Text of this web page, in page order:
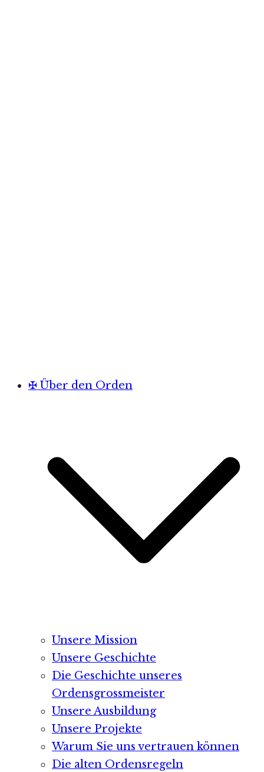
✠ Über den Orden
Unsere Mission
Unsere Geschichte
Die Geschichte unseres
Ordensgrossmeister
Unsere Ausbildung
Unsere Projekte
Warum Sie uns vertrauen können
Die alten Ordensregeln